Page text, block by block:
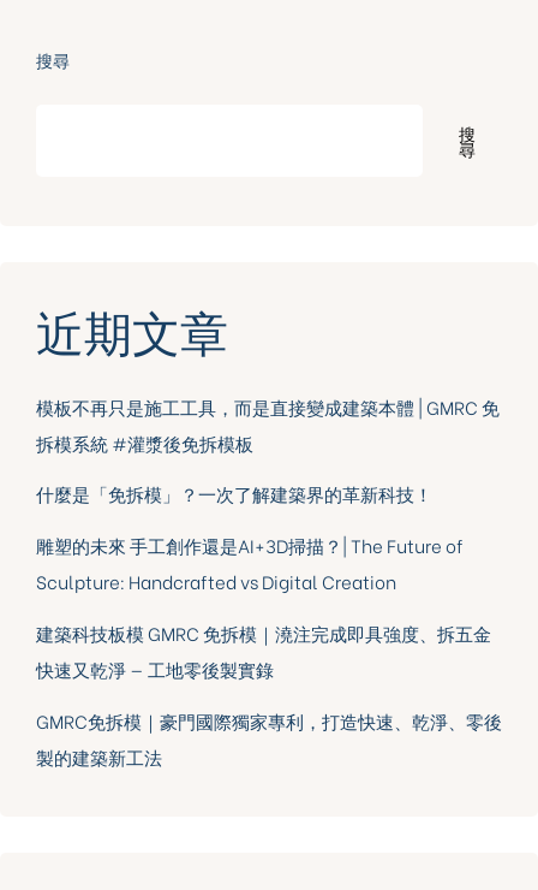
搜尋
搜
尋
近期文章
模板不再只是施工工具，而是直接變成建築本體 | GMRC 免
拆模系統 #灌漿後免拆模板
什麼是「免拆模」？一次了解建築界的革新科技！
雕塑的未來 手工創作還是AI+3D掃描？| The Future of
Sculpture: Handcrafted vs Digital Creation
建築科技板模 GMRC 免拆模｜澆注完成即具強度、拆五金
快速又乾淨 — 工地零後製實錄
GMRC免拆模｜豪門國際獨家專利，打造快速、乾淨、零後
製的建築新工法